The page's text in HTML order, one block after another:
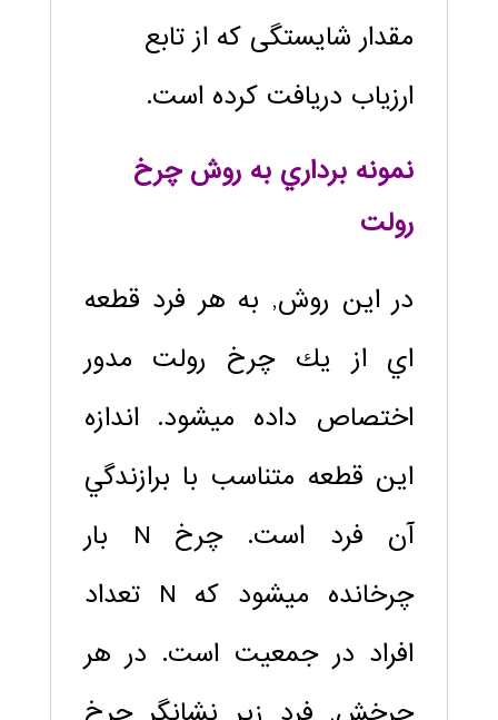
مقدار شایستگی که از تابع
ارزیاب دریافت کرده است.
نمونه ‏برداري به روش چرخ
رولت
در اين روش, به هر فرد قطعه
‏اي از يك چرخ رولت مدور
اختصاص داده مي‏شود. اندازه
اين قطعه متناسب با برازندگي
آن فرد است. چرخ N بار
چرخانده مي‏شود كه N تعداد
افراد در جمعيت است. در هر